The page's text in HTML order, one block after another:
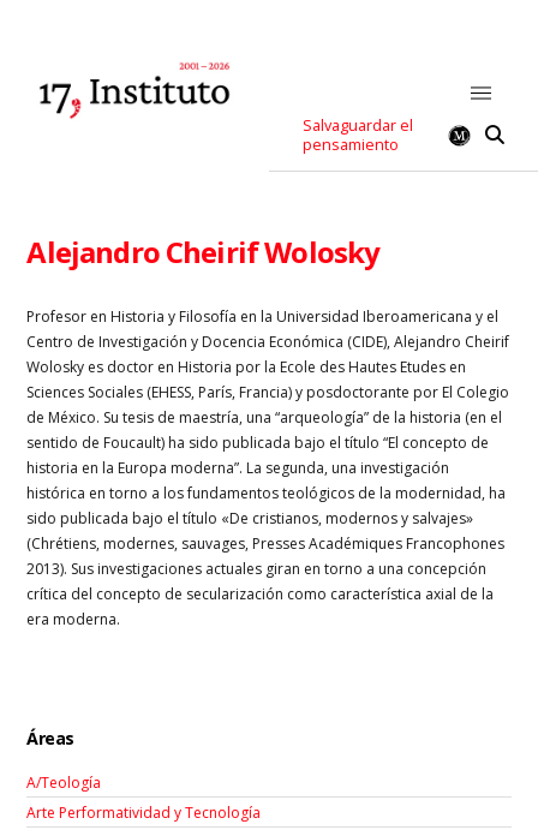
Salvaguardar el
pensamiento
Alejandro Cheirif Wolosky
Profesor en Historia y Filosofía en la Universidad Iberoamericana y el
Centro de Investigación y Docencia Económica (CIDE), Alejandro Cheirif
Wolosky es doctor en Historia por la Ecole des Hautes Etudes en
Sciences Sociales (EHESS, París, Francia) y posdoctorante por El Colegio
de México. Su tesis de maestría, una “arqueología” de la historia (en el
sentido de Foucault) ha sido publicada bajo el título “El concepto de
historia en la Europa moderna”. La segunda, una investigación
histórica en torno a los fundamentos teológicos de la modernidad, ha
sido publicada bajo el título «De cristianos, modernos y salvajes»
(Chrétiens, modernes, sauvages, Presses Académiques Francophones
2013). Sus investigaciones actuales giran en torno a una concepción
crítica del concepto de secularización como característica axial de la
era moderna.
Áreas
A/Teología
Arte Performatividad y Tecnología